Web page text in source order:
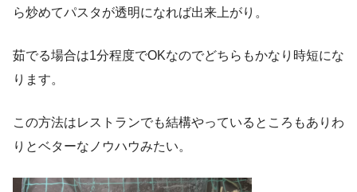
ら炒めてパスタが透明になれば出来上がり。
茹でる場合は1分程度でOKなのでどちらもかなり時短にな
ります。
この方法はレストランでも結構やっているところもありわ
りとベターなノウハウみたい。